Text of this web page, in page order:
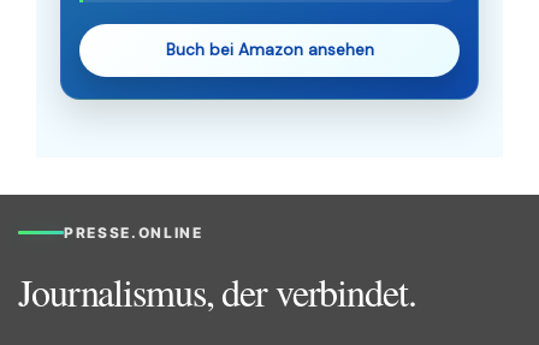
Buch bei Amazon ansehen
PRESSE.ONLINE
Journalismus, der verbindet.